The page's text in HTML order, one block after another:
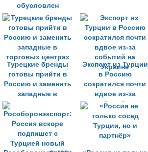
обусловлен
увеличением цен на
природный газ
Турецкие бренды
готовы прийти в
Россию и заменить
западные в
торговых центрах
Экспорт из Турции
в Россию
сократился почти
вдвое из-за
событий на
Украине